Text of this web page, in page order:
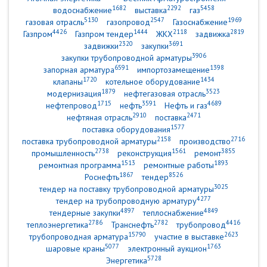
водоснабжение1682 выставка2292 газ5458
газовая отрасль5130 газопровод2547 Газоснабжение1969
Газпром4426 Газпром тендер1444 ЖКХ2118 задвижка2819
задвижки2320 закупки3691
закупки трубопроводной арматуры3906
запорная арматура6591 импортозамещение1398
клапаны1720 котельное оборудование1434
модернизация1879 нефтегазовая отрасль3523
нефтепровод1715 нефть3591 Нефть и газ4689
нефтяная отрасль2910 поставка2471
поставка оборудования1577
поставка трубопроводной арматуры2158 производство2716
промышленность2738 реконструкция1561 ремонт3855
ремонтная программа1513 ремонтные работы1893
Роснефть1867 тендер8526
тендер на поставку трубопроводной арматуры3025
тендер на трубопроводную арматуру4277
тендерные закупки4897 теплоснабжение4849
теплоэнергетика2786 Транснефть2782 трубопровод4416
трубопроводная арматура15790 участие в выставке2623
шаровые краны5077 электронный аукцион1763
Энергетика5728